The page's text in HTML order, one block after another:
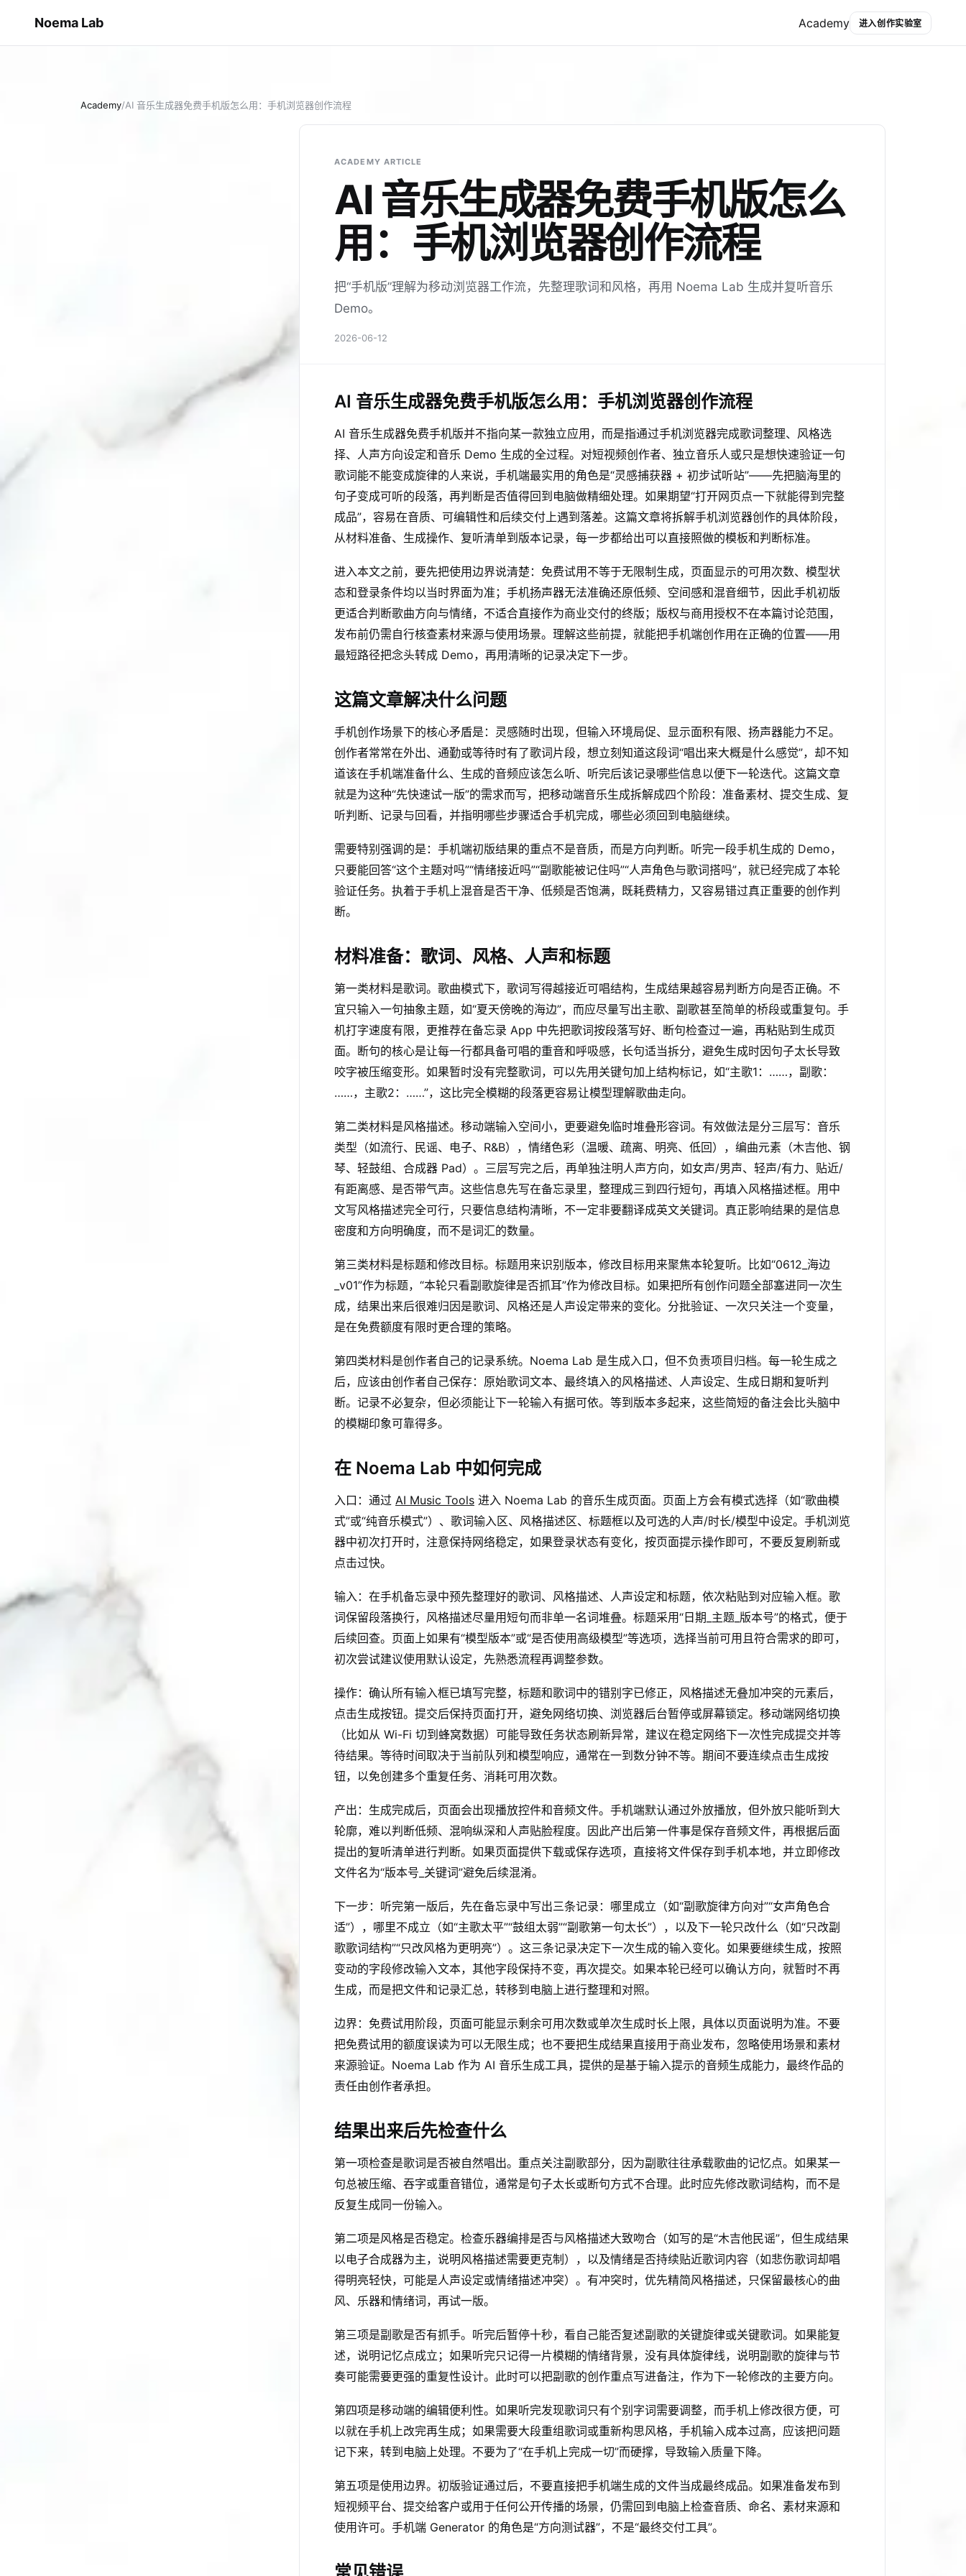
Noema Lab Academy 进入创作实验室
Academy/AI 音乐生成器免费手机版怎么用：手机浏览器创作流程
ACADEMY ARTICLE
AI 音乐生成器免费手机版怎么
用：手机浏览器创作流程
把“手机版”理解为移动浏览器工作流，先整理歌词和风格，再用 Noema Lab 生成并复听音乐
Demo。
2026-06-12
AI 音乐生成器免费手机版怎么用：手机浏览器创作流程
AI 音乐生成器免费手机版并不指向某一款独立应用，而是指通过手机浏览器完成歌词整理、风格选
择、人声方向设定和音乐 Demo 生成的全过程。对短视频创作者、独立音乐人或只是想快速验证一句
歌词能不能变成旋律的人来说，手机端最实用的角色是“灵感捕获器 + 初步试听站”——先把脑海里的
句子变成可听的段落，再判断是否值得回到电脑做精细处理。如果期望“打开网页点一下就能得到完整
成品”，容易在音质、可编辑性和后续交付上遇到落差。这篇文章将拆解手机浏览器创作的具体阶段，
从材料准备、生成操作、复听清单到版本记录，每一步都给出可以直接照做的模板和判断标准。
进入本文之前，要先把使用边界说清楚：免费试用不等于无限制生成，页面显示的可用次数、模型状
态和登录条件均以当时界面为准；手机扬声器无法准确还原低频、空间感和混音细节，因此手机初版
更适合判断歌曲方向与情绪，不适合直接作为商业交付的终版；版权与商用授权不在本篇讨论范围，
发布前仍需自行核查素材来源与使用场景。理解这些前提，就能把手机端创作用在正确的位置——用
最短路径把念头转成 Demo，再用清晰的记录决定下一步。
这篇文章解决什么问题
手机创作场景下的核心矛盾是：灵感随时出现，但输入环境局促、显示面积有限、扬声器能力不足。
创作者常常在外出、通勤或等待时有了歌词片段，想立刻知道这段词“唱出来大概是什么感觉”，却不知
道该在手机端准备什么、生成的音频应该怎么听、听完后该记录哪些信息以便下一轮迭代。这篇文章
就是为这种“先快速试一版”的需求而写，把移动端音乐生成拆解成四个阶段：准备素材、提交生成、复
听判断、记录与回看，并指明哪些步骤适合手机完成，哪些必须回到电脑继续。
需要特别强调的是：手机端初版结果的重点不是音质，而是方向判断。听完一段手机生成的 Demo，
只要能回答“这个主题对吗”“情绪接近吗”“副歌能被记住吗”“人声角色与歌词搭吗”，就已经完成了本轮
验证任务。执着于手机上混音是否干净、低频是否饱满，既耗费精力，又容易错过真正重要的创作判
断。
材料准备：歌词、风格、人声和标题
第一类材料是歌词。歌曲模式下，歌词写得越接近可唱结构，生成结果越容易判断方向是否正确。不
宜只输入一句抽象主题，如“夏天傍晚的海边”，而应尽量写出主歌、副歌甚至简单的桥段或重复句。手
机打字速度有限，更推荐在备忘录 App 中先把歌词按段落写好、断句检查过一遍，再粘贴到生成页
面。断句的核心是让每一行都具备可唱的重音和呼吸感，长句适当拆分，避免生成时因句子太长导致
咬字被压缩变形。如果暂时没有完整歌词，可以先用关键句加上结构标记，如“主歌1：……，副歌：
……，主歌2：……”，这比完全模糊的段落更容易让模型理解歌曲走向。
第二类材料是风格描述。移动端输入空间小，更要避免临时堆叠形容词。有效做法是分三层写：音乐
类型（如流行、民谣、电子、R&B），情绪色彩（温暖、疏离、明亮、低回），编曲元素（木吉他、钢
琴、轻鼓组、合成器 Pad）。三层写完之后，再单独注明人声方向，如女声/男声、轻声/有力、贴近/
有距离感、是否带气声。这些信息先写在备忘录里，整理成三到四行短句，再填入风格描述框。用中
文写风格描述完全可行，只要信息结构清晰，不一定非要翻译成英文关键词。真正影响结果的是信息
密度和方向明确度，而不是词汇的数量。
第三类材料是标题和修改目标。标题用来识别版本，修改目标用来聚焦本轮复听。比如“0612_海边
_v01”作为标题，“本轮只看副歌旋律是否抓耳”作为修改目标。如果把所有创作问题全部塞进同一次生
成，结果出来后很难归因是歌词、风格还是人声设定带来的变化。分批验证、一次只关注一个变量，
是在免费额度有限时更合理的策略。
第四类材料是创作者自己的记录系统。Noema Lab 是生成入口，但不负责项目归档。每一轮生成之
后，应该由创作者自己保存：原始歌词文本、最终填入的风格描述、人声设定、生成日期和复听判
断。记录不必复杂，但必须能让下一轮输入有据可依。等到版本多起来，这些简短的备注会比头脑中
的模糊印象可靠得多。
在 Noema Lab 中如何完成
入口：通过 AI Music Tools 进入 Noema Lab 的音乐生成页面。页面上方会有模式选择（如“歌曲模
式”或“纯音乐模式”）、歌词输入区、风格描述区、标题框以及可选的人声/时长/模型中设定。手机浏览
器中初次打开时，注意保持网络稳定，如果登录状态有变化，按页面提示操作即可，不要反复刷新或
点击过快。
输入：在手机备忘录中预先整理好的歌词、风格描述、人声设定和标题，依次粘贴到对应输入框。歌
词保留段落换行，风格描述尽量用短句而非单一名词堆叠。标题采用“日期_主题_版本号”的格式，便于
后续回查。页面上如果有“模型版本”或“是否使用高级模型”等选项，选择当前可用且符合需求的即可，
初次尝试建议使用默认设定，先熟悉流程再调整参数。
操作：确认所有输入框已填写完整，标题和歌词中的错别字已修正，风格描述无叠加冲突的元素后，
点击生成按钮。提交后保持页面打开，避免网络切换、浏览器后台暂停或屏幕锁定。移动端网络切换
（比如从 Wi-Fi 切到蜂窝数据）可能导致任务状态刷新异常，建议在稳定网络下一次性完成提交并等
待结果。等待时间取决于当前队列和模型响应，通常在一到数分钟不等。期间不要连续点击生成按
钮，以免创建多个重复任务、消耗可用次数。
产出：生成完成后，页面会出现播放控件和音频文件。手机端默认通过外放播放，但外放只能听到大
轮廓，难以判断低频、混响纵深和人声贴脸程度。因此产出后第一件事是保存音频文件，再根据后面
提出的复听清单进行判断。如果页面提供下载或保存选项，直接将文件保存到手机本地，并立即修改
文件名为“版本号_关键词”避免后续混淆。
下一步：听完第一版后，先在备忘录中写出三条记录：哪里成立（如“副歌旋律方向对”“女声角色合
适”），哪里不成立（如“主歌太平”“鼓组太弱”“副歌第一句太长”），以及下一轮只改什么（如“只改副
歌歌词结构”“只改风格为更明亮”）。这三条记录决定下一次生成的输入变化。如果要继续生成，按照
变动的字段修改输入文本，其他字段保持不变，再次提交。如果本轮已经可以确认方向，就暂时不再
生成，而是把文件和记录汇总，转移到电脑上进行整理和对照。
边界：免费试用阶段，页面可能显示剩余可用次数或单次生成时长上限，具体以页面说明为准。不要
把免费试用的额度误读为可以无限生成；也不要把生成结果直接用于商业发布，忽略使用场景和素材
来源验证。Noema Lab 作为 AI 音乐生成工具，提供的是基于输入提示的音频生成能力，最终作品的
责任由创作者承担。
结果出来后先检查什么
第一项检查是歌词是否被自然唱出。重点关注副歌部分，因为副歌往往承载歌曲的记忆点。如果某一
句总被压缩、吞字或重音错位，通常是句子太长或断句方式不合理。此时应先修改歌词结构，而不是
反复生成同一份输入。
第二项是风格是否稳定。检查乐器编排是否与风格描述大致吻合（如写的是“木吉他民谣”，但生成结果
以电子合成器为主，说明风格描述需要更克制），以及情绪是否持续贴近歌词内容（如悲伤歌词却唱
得明亮轻快，可能是人声设定或情绪描述冲突）。有冲突时，优先精简风格描述，只保留最核心的曲
风、乐器和情绪词，再试一版。
第三项是副歌是否有抓手。听完后暂停十秒，看自己能否复述副歌的关键旋律或关键歌词。如果能复
述，说明记忆点成立；如果听完只记得一片模糊的情绪背景，没有具体旋律线，说明副歌的旋律与节
奏可能需要更强的重复性设计。此时可以把副歌的创作重点写进备注，作为下一轮修改的主要方向。
第四项是移动端的编辑便利性。如果听完发现歌词只有个别字词需要调整，而手机上修改很方便，可
以就在手机上改完再生成；如果需要大段重组歌词或重新构思风格，手机输入成本过高，应该把问题
记下来，转到电脑上处理。不要为了“在手机上完成一切”而硬撑，导致输入质量下降。
第五项是使用边界。初版验证通过后，不要直接把手机端生成的文件当成最终成品。如果准备发布到
短视频平台、提交给客户或用于任何公开传播的场景，仍需回到电脑上检查音质、命名、素材来源和
使用许可。手机端 Generator 的角色是“方向测试器”，不是“最终交付工具”。